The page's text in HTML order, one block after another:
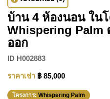
บ้าน 4 ห้องนอน ใน
Whispering Palm
ออก
ID H002883
ราคาเช่า ฿ 85,000
โครงการ: Whispering Palm